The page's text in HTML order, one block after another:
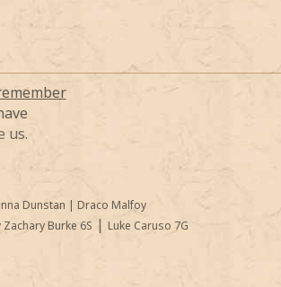
us.
Dunstan | Draco Malfoy
Zachary Burke 6S | Luke Caruso 7G